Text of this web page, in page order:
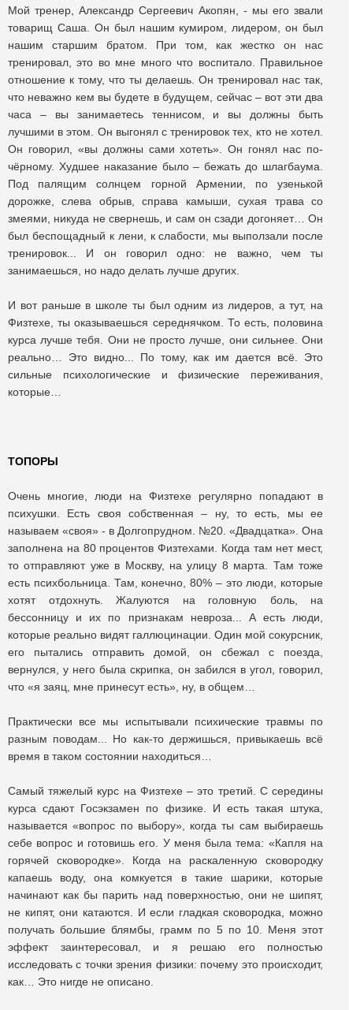
Мой тренер, Александр Сергеевич Акопян, - мы его звали
товарищ Саша. Он был нашим кумиром, лидером, он был
нашим старшим братом. При том, как жестко он нас
тренировал, это во мне много что воспитало. Правильное
отношение к тому, что ты делаешь. Он тренировал нас так,
что неважно кем вы будете в будущем, сейчас – вот эти два
часа – вы занимаетесь теннисом, и вы должны быть
лучшими в этом. Он выгонял с тренировок тех, кто не хотел.
Он говорил, «вы должны сами хотеть». Он гонял нас по-
чёрному. Худшее наказание было – бежать до шлагбаума.
Под палящим солнцем горной Армении, по узенькой
дорожке, слева обрыв, справа камыши, сухая трава со
змеями, никуда не свернешь, и сам он сзади догоняет… Он
был беспощадный к лени, к слабости, мы выползали после
тренировок... И он говорил одно: не важно, чем ты
занимаешься, но надо делать лучше других.
И вот раньше в школе ты был одним из лидеров, а тут, на
Физтехе, ты оказываешься середнячком. То есть, половина
курса лучше тебя. Они не просто лучше, они сильнее. Они
реально… Это видно... По тому, как им дается всё. Это
сильные психологические и физические переживания,
которые…
ТОПОРЫ
Очень многие, люди на Физтехе регулярно попадают в
психушки. Есть своя собственная – ну, то есть, мы ее
называем «своя» - в Долгопрудном. №20. «Двадцатка». Она
заполнена на 80 процентов Физтехами. Когда там нет мест,
то отправляют уже в Москву, на улицу 8 марта. Там тоже
есть психбольница. Там, конечно, 80% – это люди, которые
хотят отдохнуть. Жалуются на головную боль, на
бессонницу и их по признакам невроза... А есть люди,
которые реально видят галлюцинации. Один мой сокурсник,
его пытались отправить домой, он сбежал с поезда,
вернулся, у него была скрипка, он забился в угол, говорил,
что «я заяц, мне принесут есть», ну, в общем…
Практически все мы испытывали психические травмы по
разным поводам... Но как-то держишься, привыкаешь всё
время в таком состоянии находиться…
Самый тяжелый курс на Физтехе – это третий.
С середины
курса сдают Госэкзамен по физике. И есть такая штука,
называется «вопрос по выбору», когда ты сам выбираешь
себе вопрос и готовишь его. У меня была тема: «Капля на
горячей сковородке». Когда на раскаленную сковородку
капаешь воду, она комкуется в такие шарики, которые
начинают как бы парить над поверхностью, они не шипят,
не кипят, они катаются. И если гладкая сковородка, можно
получать большие блямбы, грамм по 5 по 10. Меня этот
эффект заинтересовал, и я решаю его полностью
исследовать с точки зрения физики: почему это происходит,
как… Это нигде не описано.